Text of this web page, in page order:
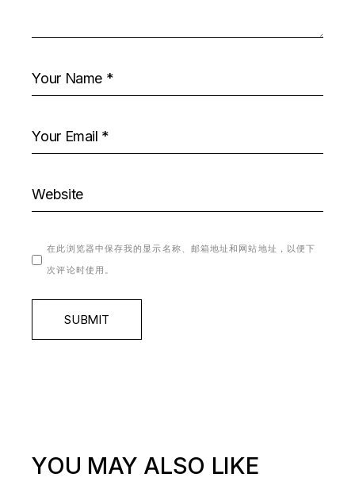
在此浏览器中保存我的显示名称、邮箱地址和网站地址，以便下
次评论时使用。
SUBMIT
YOU MAY ALSO LIKE